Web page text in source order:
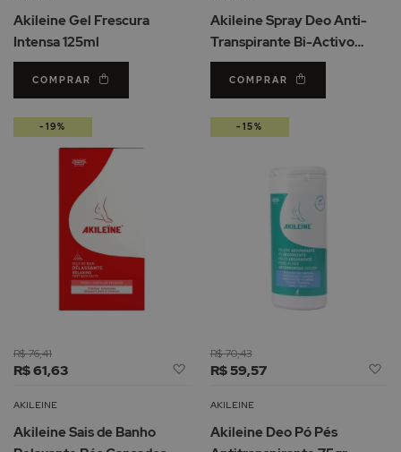
Desejos
Akileine Gel Frescura
Intensa 125ml
COMPRAR
Akileine Spray Deo Anti-
Transpirante Bi-Activo
100ml
COMPRAR
R$ 61,63
R$ 76,41
Adicionar
Lista
Desejos
AKILEINE
Akileine Sais de Banho
-19%
R$ 59,57
R$ 70,43
AKILEINE
Akileine Deo Pó Pés
-15%